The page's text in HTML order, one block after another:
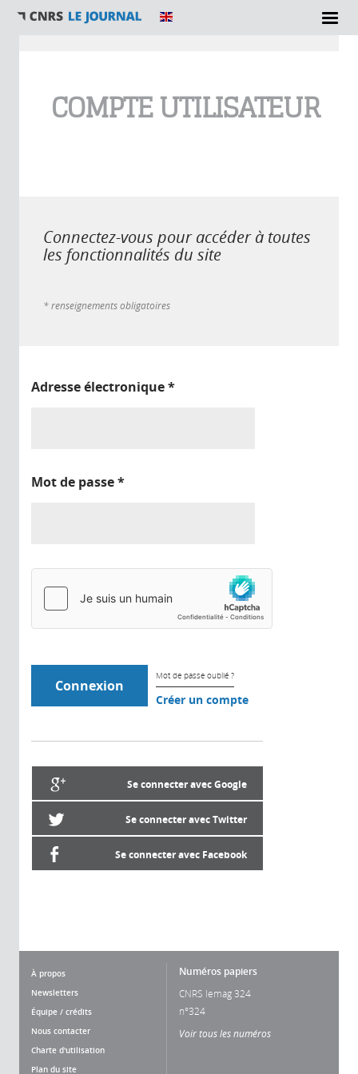
COMPTE UTILISATEUR
Connectez-vous pour accéder à toutes
les fonctionnalités du site
* renseignements obligatoires
Adresse électronique*
Mot de passe*
Mot de passe oublié ?
Créer un compte
Se connecter avec Google
Se connecter avec Twitter
Se connecter avec Facebook
À propos
Newsletters
Équipe / crédits
Nous contacter
Charte d'utilisation
Plan du site
Numéros papiers
CNRS lemag 324
n°324
Voir tous les numéros